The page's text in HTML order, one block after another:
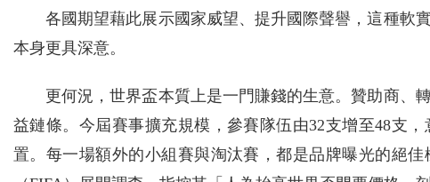
各國期望藉此展示國家威望、提升國際聲譽，這種軟
本身更具深意。
更何況，世界盃本質上是一門賺錢的生意。贊助商、
益鏈條。今屆賽事擴充規模，參賽隊伍由32支增至48支
置。每一場額外的小組賽與淘汰賽，都是品牌曝光的絕